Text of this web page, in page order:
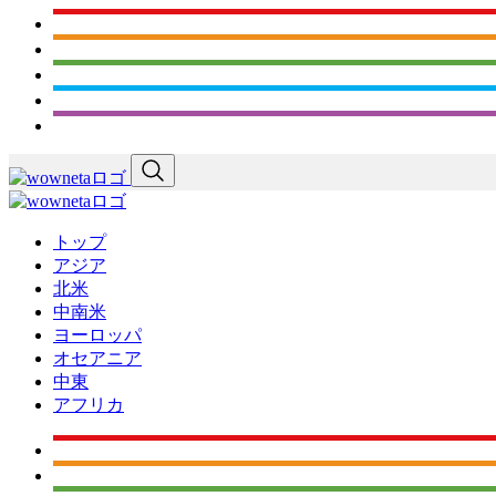
トップ
アジア
北米
中南米
ヨーロッパ
オセアニア
中東
アフリカ